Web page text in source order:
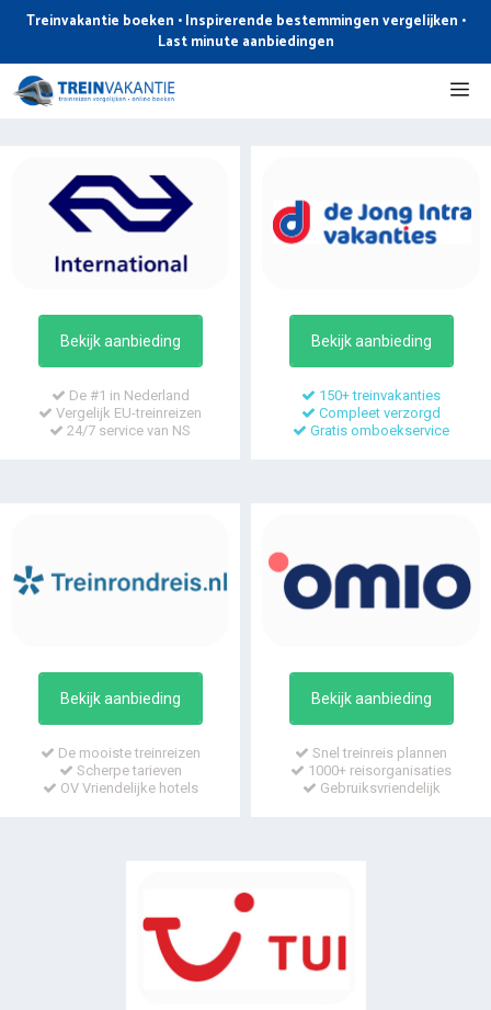
de
inhoud
Treinvakantie boeken • Inspirerende bestemmingen vergelijken •
Last minute aanbiedingen
Bekijk aanbieding
De #1 in Nederland
Vergelijk EU-treinreizen
24/7 service van NS
Bekijk aanbieding
150+ treinvakanties
Compleet verzorgd
Gratis omboekservice
Bekijk aanbieding
De mooiste treinreizen
Scherpe tarieven
OV Vriendelijke hotels
Bekijk aanbieding
Snel treinreis plannen
1000+ reisorganisaties
Gebruiksvriendelijk